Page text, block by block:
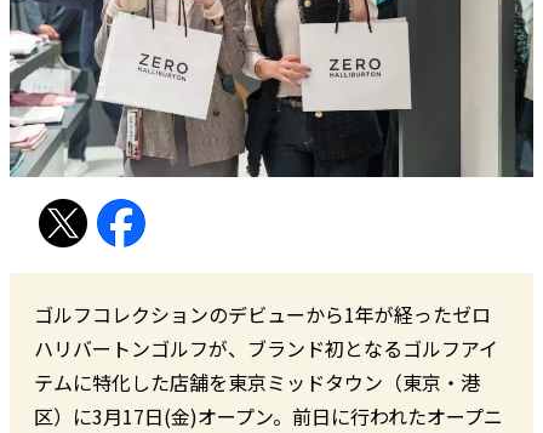
ゴルフコレクションのデビューから1年が経ったゼロ
ハリバートンゴルフが、ブランド初となるゴルフアイ
テムに特化した店舗を東京ミッドタウン（東京・港
区）に3月17日(金)オープン。前日に行われたオープニ